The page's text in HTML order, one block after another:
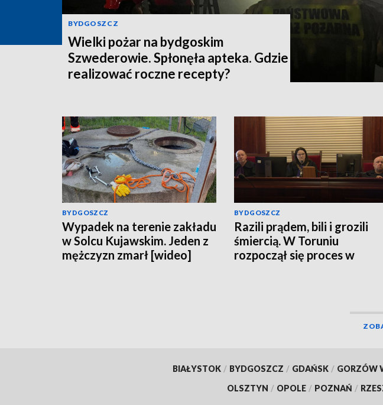
BYDGOSZCZ
Wielki pożar na bydgoskim
Szwederowie. Spłonęła apteka. Gdzie
realizować roczne recepty?
BYDGOSZCZ
Wypadek na terenie zakładu
w Solcu Kujawskim. Jeden z
mężczyzn zmarł [wideo]
BYDGOSZCZ
Razili prądem, bili i grozili
śmiercią. W Toruniu
rozpoczął się proces w
BIAŁYSTOK / BYDGOSZCZ / GDAŃSK / GORZÓW
OLSZTYN / OPOLE / POZNAŃ /